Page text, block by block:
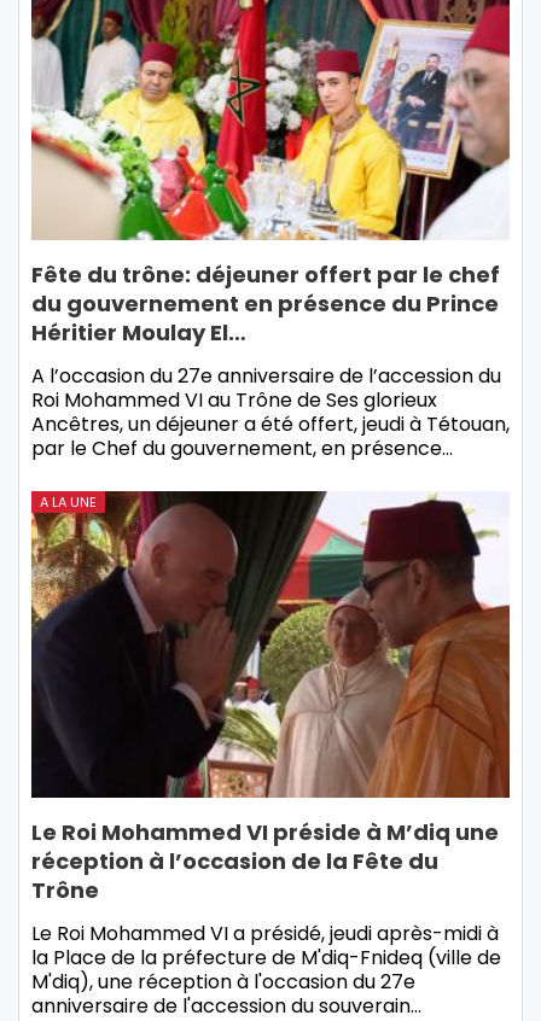
Fête du trône: déjeuner offert par le chef
du gouvernement en présence du Prince
Héritier Moulay El…
A l’occasion du 27e anniversaire de l’accession du
Roi Mohammed VI au Trône de Ses glorieux
Ancêtres, un déjeuner a été offert, jeudi à Tétouan,
par le Chef du gouvernement, en présence…
A LA UNE
Le Roi Mohammed VI préside à M’diq une
réception à l’occasion de la Fête du
Trône
Le Roi Mohammed VI a présidé, jeudi après-midi à
la Place de la préfecture de M'diq-Fnideq (ville de
M'diq), une réception à l'occasion du 27e
anniversaire de l'accession du souverain…